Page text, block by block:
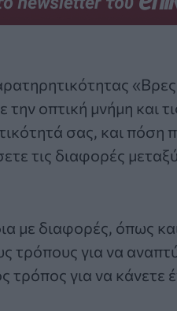
την οπτική μνήμη και
σας, και πόση
τις διαφορές
με διαφορές, όπως
τρόπους για να
τρόπος για να κάνετε